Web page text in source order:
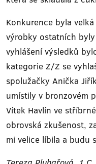
Konkurence byla
výrobky ostatních
vyhlášení výsledků
kategorie Z/Z se
spolužačky Anička
umístily v bronzovém
Vítek Havlín ve
obrovská zkušenost,
mi velice líbila a budu